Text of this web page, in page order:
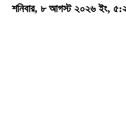
শনিবার, ৮ আগস্ট ২০২৬ ইং,